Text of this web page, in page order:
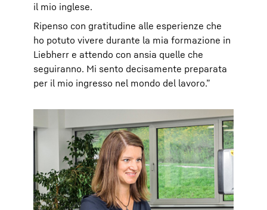
il mio inglese.
Ripenso con gratitudine alle esperienze che
ho potuto vivere durante la mia formazione in
Liebherr e attendo con ansia quelle che
seguiranno. Mi sento decisamente preparata
per il mio ingresso nel mondo del lavoro.”